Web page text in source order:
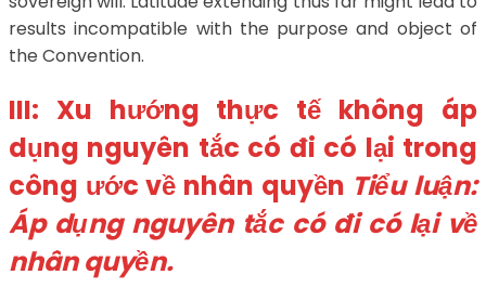
results incompatible with the purpose and object of
the Convention.
III: Xu hướng thực tế không áp
dụng nguyên tắc có đi có lại trong
công ước về nhân quyền Tiểu luận:
Áp dụng nguyên tắc có đi có lại về
nhân quyền.